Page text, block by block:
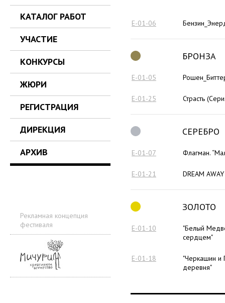
КАТАЛОГ РАБОТ
УЧАСТИЕ
КОНКУРСЫ
ЖЮРИ
РЕГИСТРАЦИЯ
ДИРЕКЦИЯ
АРХИВ
Рекламная концепция
фестиваля
E-01-06
БРОНЗА
E-01-05
E-01-25 Страсть
СЕРЕБРО
E-01-07 Флагман.
E-01-21 DREAM AWAY
ЗОЛОТО
E-01-10
"Белый
сердцем"
E-01-18
"Черкашин и
деревня"